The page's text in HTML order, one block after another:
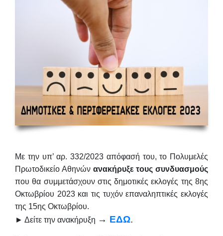
Με την υπ’ αρ. 332/2023 απόφασή του, το Πολυμελές
Πρωτοδικείο Αθηνών ανακήρυξε τους συνδυασμούς
που θα συμμετάσχουν στις δημοτικές εκλογές της 8ης
Οκτωβρίου 2023 και τις τυχόν επαναληπτικές εκλογές
της 15ης Οκτωβρίου.
► Δείτε την ανακήρυξη → ΕΔΩ.